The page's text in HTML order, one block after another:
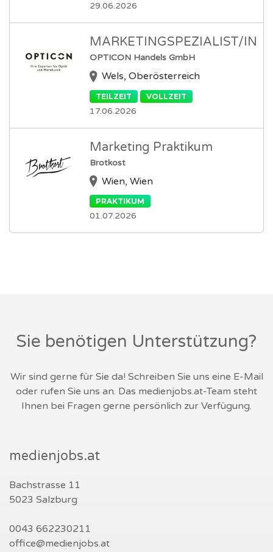
29.06.2026
MARKETINGSPEZIALIST/IN
OPTICON Handels GmbH
Wels, Oberösterreich
TEILZEIT VOLLZEIT
17.06.2026
Marketing Praktikum
Brotkost
Wien, Wien
PRAKTIKUM
01.07.2026
Sie benötigen Unterstützung?
Wir sind gerne für Sie da! Schreiben Sie uns eine E-Mail
oder rufen Sie uns an. Das medienjobs.at-Team steht
Ihnen bei Fragen gerne persönlich zur Verfügung.
medienjobs.at
Bachstrasse 11
5023 Salzburg
0043 662230211
office@medienjobs.at